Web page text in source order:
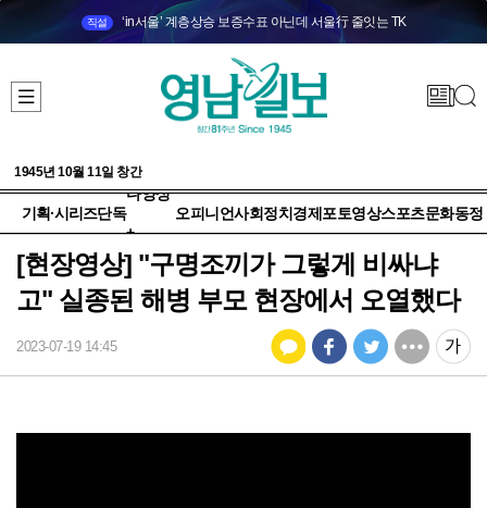
직설 ‘in서울’ 계층상승 보증수표 아닌데 서울行 줄잇는 TK
1945년 10월 11일 창간
기획·시리즈단독
다양성
+
오피니언사회정치 경제 포토영상스포츠문화동정
[현장영상] "구명조끼가 그렇게 비싸냐
고" 실종된 해병 부모 현장에서 오열했다
2023-07-19 14:45